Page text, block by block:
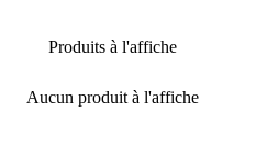
Produits à l'affiche
Aucun produit à l'affiche